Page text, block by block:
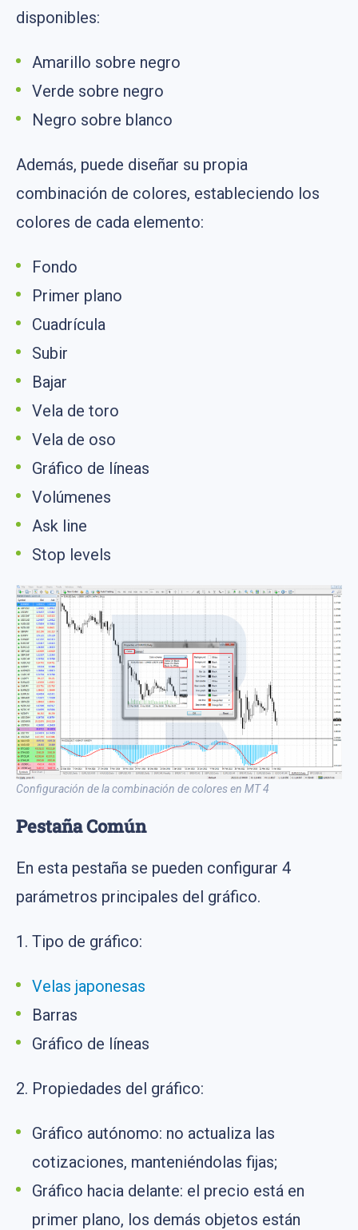
disponibles:
Amarillo sobre negro
Verde sobre negro
Negro sobre blanco
Además, puede diseñar su propia
combinación de colores, estableciendo los
colores de cada elemento:
Fondo
Primer plano
Cuadrícula
Subir
Bajar
Vela de toro
Vela de oso
Gráfico de líneas
Volúmenes
Ask line
Stop levels
Configuración de la combinación de colores en MT 4
Pestaña Común
En esta pestaña se pueden configurar 4
parámetros principales del gráfico.
1. Tipo de gráfico:
Velas japonesas
Barras
Gráfico de líneas
2. Propiedades del gráfico:
Gráfico autónomo: no actualiza las
cotizaciones, manteniéndolas fijas;
Gráfico hacia delante: el precio está en
primer plano, los demás objetos están